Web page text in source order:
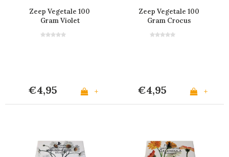
Zeep Vegetale 100
Gram Violet
€4,95 +
Zeep Vegetale 100
Gram Crocus
€4,95 +